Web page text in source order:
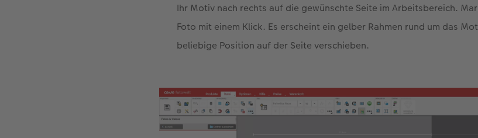
Ihr Motiv nach rechts auf die gewünschte Seite im Arbeitsbereich.
Foto mit einem Klick. Es erscheint ein gelber Rahmen rund um das
beliebige Position auf der Seite verschieben.